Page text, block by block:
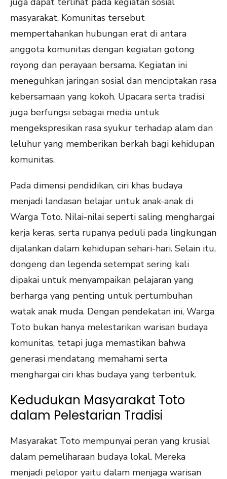
masyarakat. Komunitas tersebut
mempertahankan hubungan erat di antara
anggota komunitas dengan kegiatan gotong
royong dan perayaan bersama. Kegiatan ini
meneguhkan jaringan sosial dan menciptakan rasa
kebersamaan yang kokoh. Upacara serta tradisi
juga berfungsi sebagai media untuk
mengekspresikan rasa syukur terhadap alam dan
leluhur yang memberikan berkah bagi kehidupan
komunitas.
Pada dimensi pendidikan, ciri khas budaya
menjadi landasan belajar untuk anak-anak di
Warga Toto. Nilai-nilai seperti saling menghargai
kerja keras, serta rupanya peduli pada lingkungan
dijalankan dalam kehidupan sehari-hari. Selain itu,
dongeng dan legenda setempat sering kali
dipakai untuk menyampaikan pelajaran yang
berharga yang penting untuk pertumbuhan
watak anak muda. Dengan pendekatan ini, Warga
Toto bukan hanya melestarikan warisan budaya
komunitas, tetapi juga memastikan bahwa
generasi mendatang memahami serta
menghargai ciri khas budaya yang terbentuk.
Kedudukan Masyarakat Toto
dalam Pelestarian Tradisi
Masyarakat Toto mempunyai peran yang krusial
dalam pemeliharaan budaya lokal. Mereka
menjadi pelopor yaitu dalam menjaga warisan